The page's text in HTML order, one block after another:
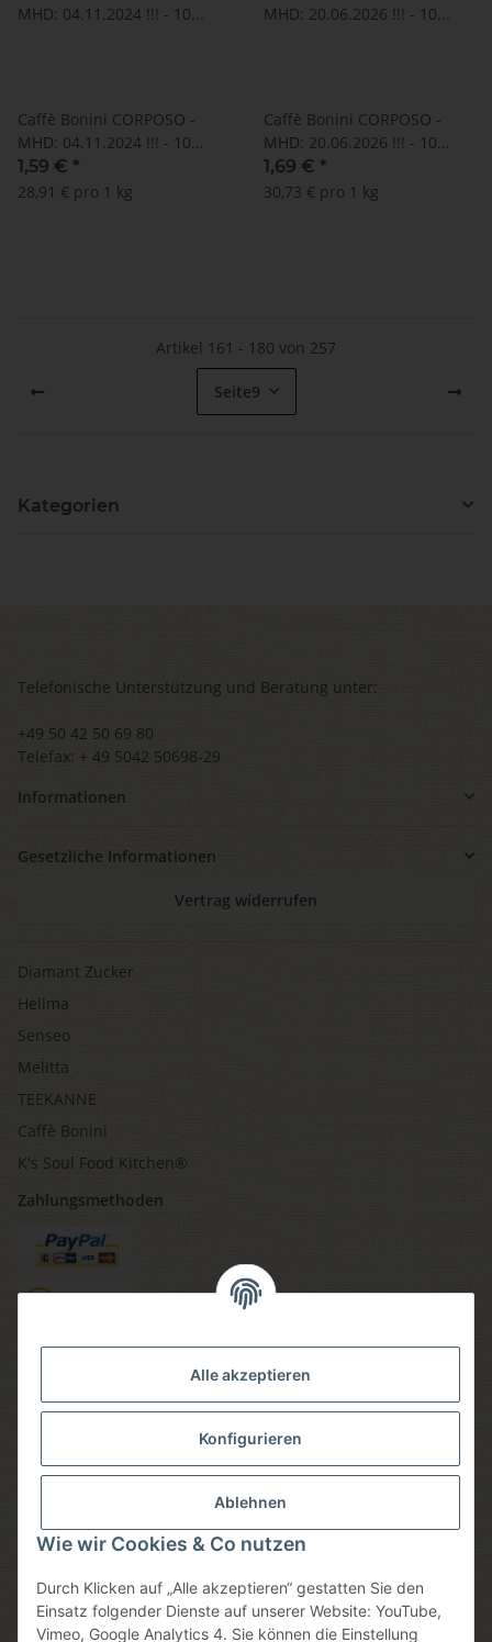
Alle akzeptieren
Konfigurieren
Ablehnen
Wie wir Cookies & Co nutzen
Durch Klicken auf „Alle akzeptieren“ gestatten Sie den
Einsatz folgender Dienste auf unserer Website: YouTube,
Vimeo, Google Analytics 4. Sie können die Einstellung
Caffè Bonini CORPOSO -
MHD: 04.11.2024 !!! - 10
Kompatible Kapseln
Nespresso ®*
1,59 € *
28,91 € pro 1 kg
Caffè Bonini CORPOSO -
MHD: 20.06.2026 !!! - 10
Kompatible Kapseln
Nespresso ®*
1,69 € *
30,73 € pro 1 kg
Artikel 161 - 180 von 257
Seite9
Kategorien
Telefonische Unterstützung und Beratung unter:
+49 50 42 50 69 80
Telefax: + 49 5042 50698-29
Informationen
Gesetzliche Informationen
Vertrag widerrufen
Diamant Zucker
Hellma
Senseo
Melitta
TEEKANNE
Caffè Bonini
K's Soul Food Kitchen®
Zahlungsmethoden
Versandmethoden
Sicheres einkaufen